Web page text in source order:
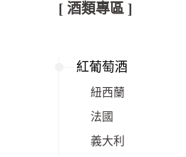
[ 酒類專區 ]
紅葡萄酒
紐西蘭
法國
義大利